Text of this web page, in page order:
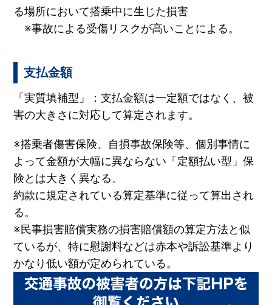
る場所において搭乗中に生じた損害
※事故による受傷リスクが高いことによる。
支払金額
「実質填補型」：支払金額は一定額ではなく、被
害の大きさに対応して算定されます。
※搭乗者傷害保険、自損事故保険等、個別事情に
よって金額が大幅に異ならない「定額払い型」保
険とは大きく異なる。
約款に規定されている算定基準に従って算出され
る。
※民事損害賠償実務の損害賠償額の算定方法と似
ているが、特に慰謝料などは赤本や訴訟基準より
かなり低い額が定められている。